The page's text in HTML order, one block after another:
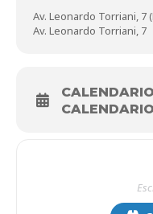
Av. Leonardo Torriani, 7
Av. Leonardo Torriani, 7
CALENDARIO